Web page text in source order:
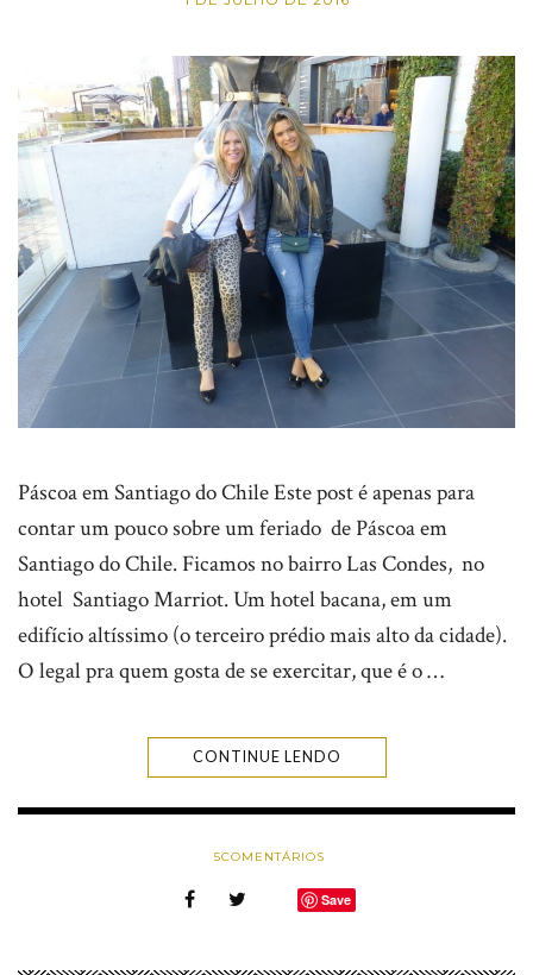
Páscoa em Santiago do Chile Este post é apenas para
contar um pouco sobre um feriado de Páscoa em
Santiago do Chile. Ficamos no bairro Las Condes, no
hotel Santiago Marriot. Um hotel bacana, em um
edifício altíssimo (o terceiro prédio mais alto da cidade).
O legal pra quem gosta de se exercitar, que é o …
CONTINUE LENDO
5COMENTÁRIOS
Save